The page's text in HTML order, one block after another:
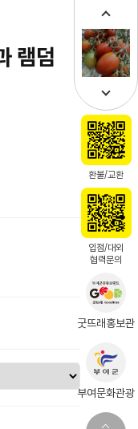
환불/교환
입점/대외
협력문의
굿뜨래홍보관
부여문화관광
램덤